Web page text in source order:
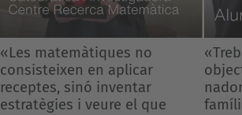
«Treballem amb un únic
objectiu: millorar la vida dels
nadons i de les seves
famílies».
del